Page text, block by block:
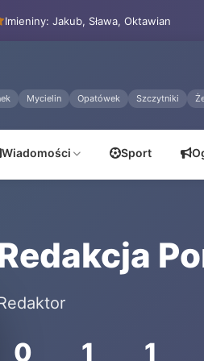
Imieniny: Jakub, Sława, Oktawian
Mycielin Opatówek Szczytniki
Wiadomości Sport
0 1 1